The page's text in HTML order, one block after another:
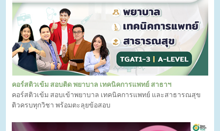
คอร์สติวเข้ม สอบติด พยาบาล เทคนิคการแพทย์ สาธาฯ
คอร์สติวเข้ม สอบเข้าพยาบาล เทคนิคการแพทย์ และสาธารณสุข
ติวครบทุกวิชา พร้อมตะลุยข้อสอบ